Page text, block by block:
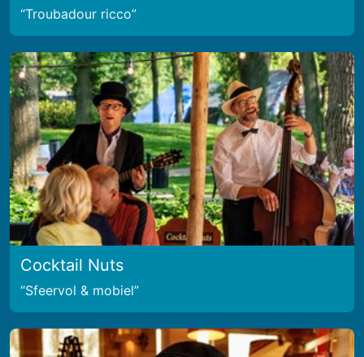
Troubadour ricco
Cocktail Nuts
Sfeervol & mobiel